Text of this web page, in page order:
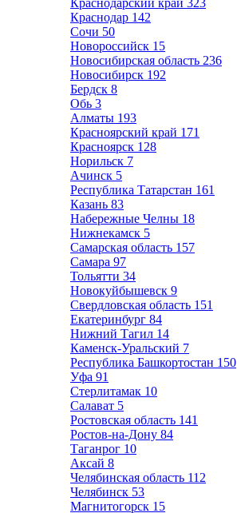
Краснодарский край 323
Краснодар 142
Сочи 50
Новороссийск 15
Новосибирская область 236
Новосибирск 192
Бердск 8
Обь 3
Алматы 193
Красноярский край 171
Красноярск 128
Норильск 7
Ачинск 5
Республика Татарстан 161
Казань 83
Набережные Челны 18
Нижнекамск 5
Самарская область 157
Самара 97
Тольятти 34
Новокуйбышевск 9
Свердловская область 151
Екатеринбург 84
Нижний Тагил 14
Каменск-Уральский 7
Республика Башкортостан 150
Уфа 91
Стерлитамак 10
Салават 5
Ростовская область 141
Ростов-на-Дону 84
Таганрог 10
Аксай 8
Челябинская область 112
Челябинск 53
Магнитогорск 15